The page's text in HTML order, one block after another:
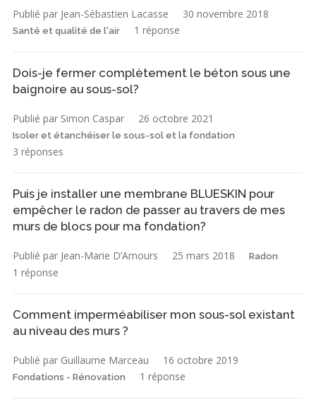
Publié par Jean-Sébastien Lacasse 30 novembre 2018
Santé et qualité de l'air 1 réponse
Dois-je fermer complètement le béton sous une
baignoire au sous-sol?
Publié par Simon Caspar 26 octobre 2021
Isoler et étanchéiser le sous-sol et la fondation
3 réponses
Puis je installer une membrane BLUESKIN pour
empêcher le radon de passer au travers de mes
murs de blocs pour ma fondation?
Publié par Jean-Marie D’Amours 25 mars 2018 Radon
1 réponse
Comment imperméabiliser mon sous-sol existant
au niveau des murs ?
Publié par Guillaume Marceau 16 octobre 2019
Fondations - Rénovation 1 réponse